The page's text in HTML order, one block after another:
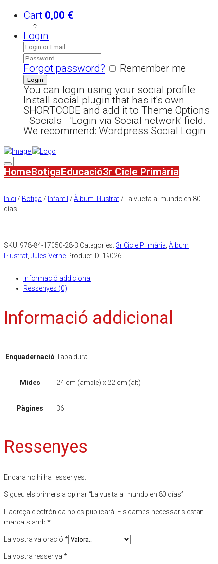
Cart 0,00 €
Login
Forgot password?
Remember me
You can login using your social profile
Install social plugin that has it's own
SHORTCODE and add it to Theme Options
- Socials - 'Login via Social network' field.
We recommend: Wordpress Social Login
HomeBotigaEducació3r Cicle Primària
Inici / Botiga / Infantil / Àlbum Il·lustrat / La vuelta al mundo en 80
días
SKU: 978-84-17050-28-3 Categories: 3r Cicle Primària Àlbum
Il·lustrat Jules Verne Product ID: 19026
Informació addicional
Ressenyes (0)
Informació addicional
Enquadernació Tapa dura
Mides 24 cm (ample) x 22 cm (alt)
Pàgines 36
Ressenyes
Encara no hi ha ressenyes.
Sigueu els primers a opinar “La vuelta al mundo en 80 días”
L'adreça electrònica no es publicarà. Els camps necessaris estan
marcats amb *
La vostra valoració *
La vostra ressenya *